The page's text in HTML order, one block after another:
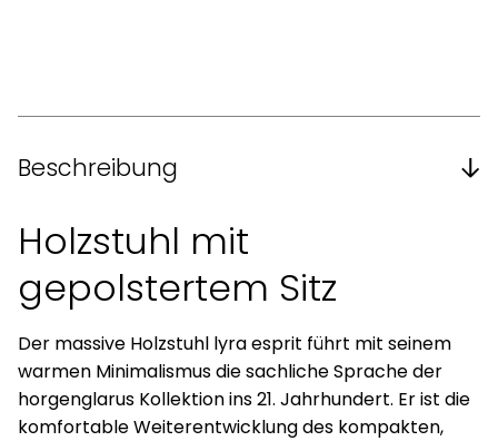
Beschreibung
Holzstuhl mit
gepolstertem Sitz
Der massive Holzstuhl lyra esprit führt mit seinem
warmen Minimalismus die sachliche Sprache der
horgenglarus Kollektion ins 21. Jahrhundert. Er ist die
komfortable Weiterentwicklung des kompakten,